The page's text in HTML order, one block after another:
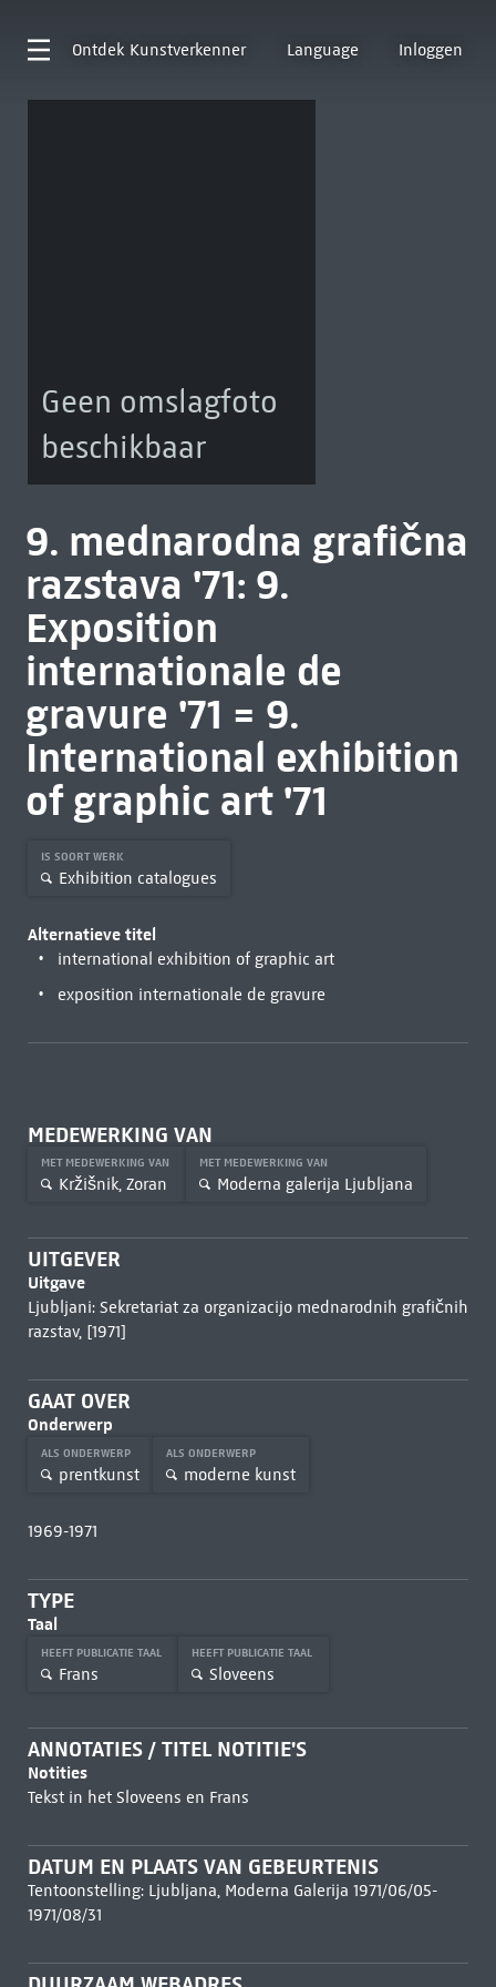
Ontdek Kunstverkenner Language Inloggen
Geen omslagfoto
beschikbaar
9. mednarodna grafična
razstava '71: 9.
Exposition
internationale de
gravure '71 = 9.
International exhibition
of graphic art '71
IS SOORT WERK
Exhibition catalogues
Alternatieve titel
international exhibition of graphic art
exposition internationale de gravure
MEDEWERKING VAN
MET MEDEWERKING VAN
Kržišnik, Zoran
MET MEDEWERKING VAN
Moderna galerija Ljubljana
UITGEVER
Uitgave
Ljubljani: Sekretariat za organizacijo mednarodnih grafičnih
razstav, [1971]
GAAT OVER
Onderwerp
ALS ONDERWERP
prentkunst
ALS ONDERWERP
moderne kunst
1969-1971
TYPE
Taal
HEEFT PUBLICATIE TAAL
Frans
HEEFT PUBLICATIE TAAL
Sloveens
ANNOTATIES / TITEL NOTITIE'S
Notities
Tekst in het Sloveens en Frans
DATUM EN PLAATS VAN GEBEURTENIS
Tentoonstelling: Ljubljana, Moderna Galerija 1971/06/05-
1971/08/31